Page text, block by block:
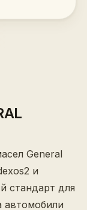
General
и
стандарт для
автомобили